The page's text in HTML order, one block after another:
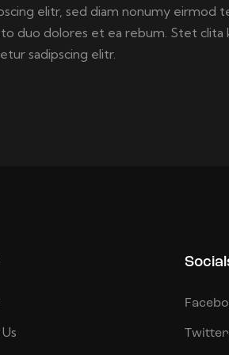
elitr, sed diam nonumy
duo dolores et ea rebum. Stet
sadipscing elitr.
Twitter